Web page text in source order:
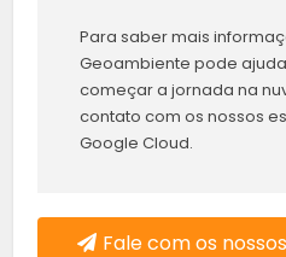
Para saber mais
Geoambiente pode
começar a jornada na
contato com os nossos
Google Cloud.
Fale com os